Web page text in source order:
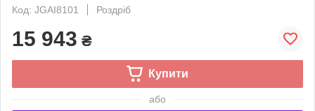
Код: JGAI8101
Роздріб
15 943 ₴
Купити
або